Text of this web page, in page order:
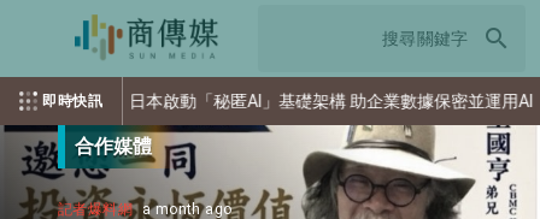
search
即時快訊
日本啟動「秘匿AI」基礎架構 助企業數據保密並運用AI 索尼
合作媒體
記者爆料網 a month ago